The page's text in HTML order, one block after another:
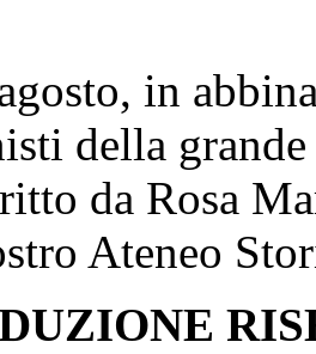
in
della
da Rosa
Ateneo